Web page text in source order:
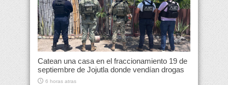
Catean una casa en el fraccionamiento 19 de
septiembre de Jojutla donde vendían drogas
6 horas atras